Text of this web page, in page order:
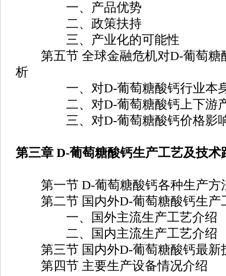
一、产品优势
二、政策扶持
三、产业化的可能性
第五节 全球金融危机对D-葡萄糖
析
一、对D-葡萄糖酸钙行业本身
二、对D-葡萄糖酸钙上下游产
三、对D-葡萄糖酸钙价格影
第三章 D-葡萄糖酸钙生产工艺及技术
第一节 D-葡萄糖酸钙各种生产方
第二节 国内外D-葡萄糖酸钙生产
一、国外主流生产工艺介绍
二、国内主流生产工艺介绍
第三节 国内外D-葡萄糖酸钙最新
第四节 主要生产设备情况介绍